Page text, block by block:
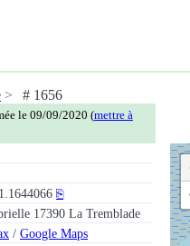
# 1656
le 09/09/2020 (mettre à
⎘
17390 La Tremblade
/ Google Maps